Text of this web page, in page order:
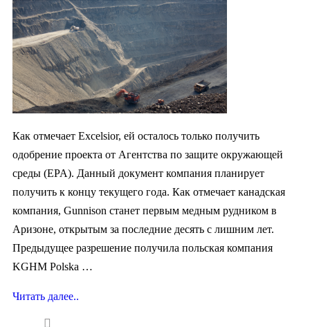
Как отмечает Excelsior, ей осталось только получить
одобрение проекта от Агентства по защите окружающей
среды (EPA). Данный документ компания планирует
получить к концу текущего года. Как отмечает канадская
компания, Gunnison станет первым медным рудником в
Аризоне, открытым за последние десять с лишним лет.
Предыдущее разрешение получила польская компания
KGHM Polska …
Читать далее..